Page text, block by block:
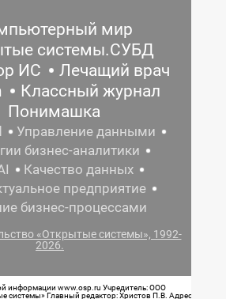
мир
системы.СУБД
ИС
Лечащий врач
Классный журнал
Понимашка
Управление данными
бизнес-аналитики
Качество данных
предприятие
бизнес-процессами
«Открытые системы», 1992-
2026.
информации www.osp.ru Учредитель: ООО
системы» Главный редактор: Христов П.В. Адрес